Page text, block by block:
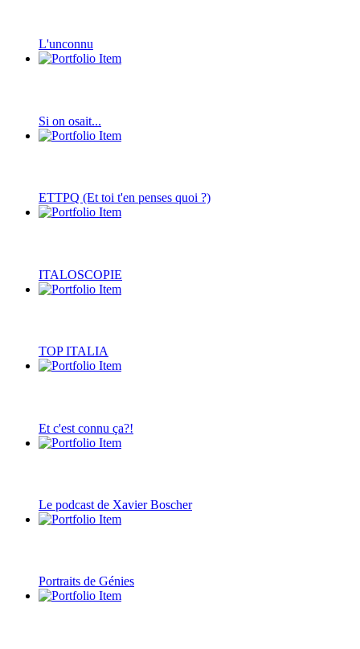
L'unconnu
Si on osait...
ETTPQ (Et toi t'en penses quoi ?)
ITALOSCOPIE
TOP ITALIA
Et c'est connu ça?!
Le podcast de Xavier Boscher
Portraits de Génies